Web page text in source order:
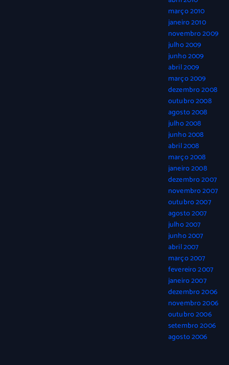
março 2010
janeiro 2010
novembro 2009
julho 2009
junho 2009
abril 2009
março 2009
dezembro 2008
outubro 2008
agosto 2008
julho 2008
junho 2008
abril 2008
março 2008
janeiro 2008
dezembro 2007
novembro 2007
outubro 2007
agosto 2007
julho 2007
junho 2007
abril 2007
março 2007
fevereiro 2007
janeiro 2007
dezembro 2006
novembro 2006
outubro 2006
setembro 2006
agosto 2006